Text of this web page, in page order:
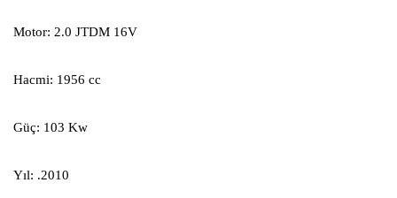
Motor: 2.0 JTDM 16V
Hacmi: 1956 cc
Güç: 103 Kw
Yıl: .2010